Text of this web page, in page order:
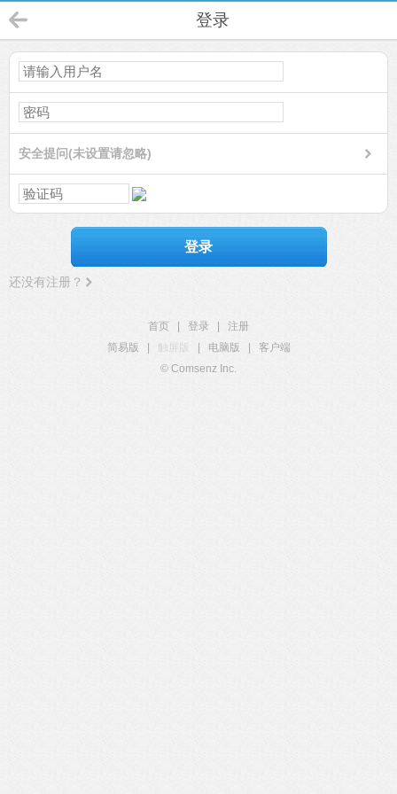
登录
安全提问(未设置请忽略)
登录
还没有注册？
首页 登录
注册
简易版
触屏版 电脑版
客户端
© Comsenz Inc.